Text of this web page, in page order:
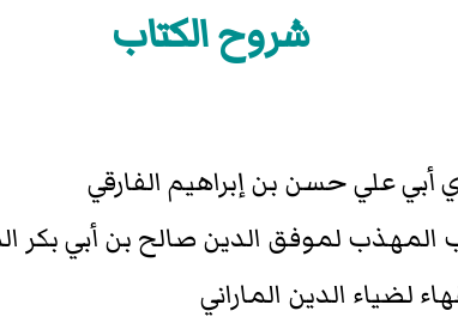
شروح الكتاب
أبي علي حسن بن إبراهيم الفارقي
لموفق الدين صالح بن أبي بكر
لضياء الدين الماراني